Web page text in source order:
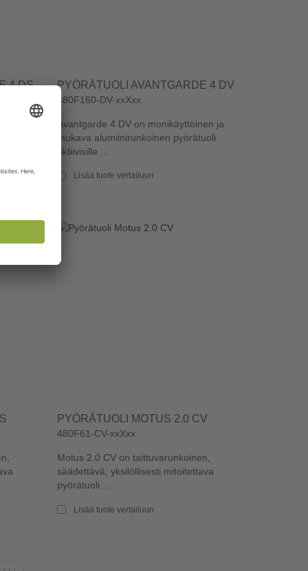
4 DS PYÖRÄTUOLI AVANTGARDE 4 DV
480F160-DV-xxXxx
Avantgarde 4 DV on monikäyttöinen ja
mukava alumiinirunkoinen pyörätuoli
aktiivisille ...
Lisää tuote vertailuun
PYÖRÄTUOLI MOTUS 2.0 CV
480F61-CV-xxXxx
Motus 2.0 CV on taittuvarunkoinen,
säädettävä, yksilöllisesti mitoitettava
pyörätuoli ...
Lisää tuote vertailuun